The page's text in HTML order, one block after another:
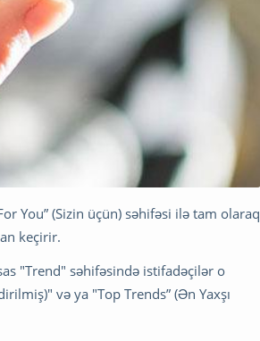
You” (Sizin üçün) səhifəsi ilə tam olaraq
keçirir.
"Trend" səhifəsində istifadəçilər o
və ya "Top Trends” (Ən Yaxşı